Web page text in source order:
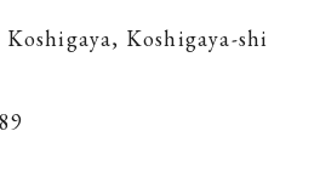
Koshigaya, Koshigaya-shi